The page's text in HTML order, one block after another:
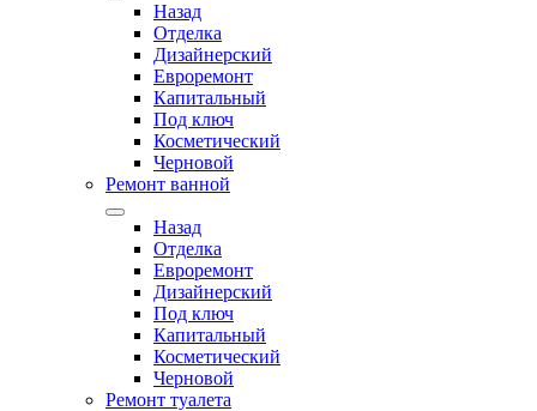
Назад
Отделка
Дизайнерский
Евроремонт
Капитальный
Под ключ
Косметический
Черновой
Ремонт ванной
Назад
Отделка
Евроремонт
Дизайнерский
Под ключ
Капитальный
Косметический
Черновой
Ремонт туалета